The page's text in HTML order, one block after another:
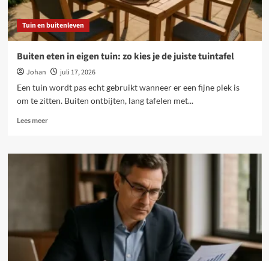
Tuin en buitenleven
Buiten eten in eigen tuin: zo kies je de juiste tuintafel
Johan
juli 17, 2026
Een tuin wordt pas echt gebruikt wanneer er een fijne plek is
om te zitten. Buiten ontbijten, lang tafelen met...
Lees meerLees
Buiten
je
de
juiste